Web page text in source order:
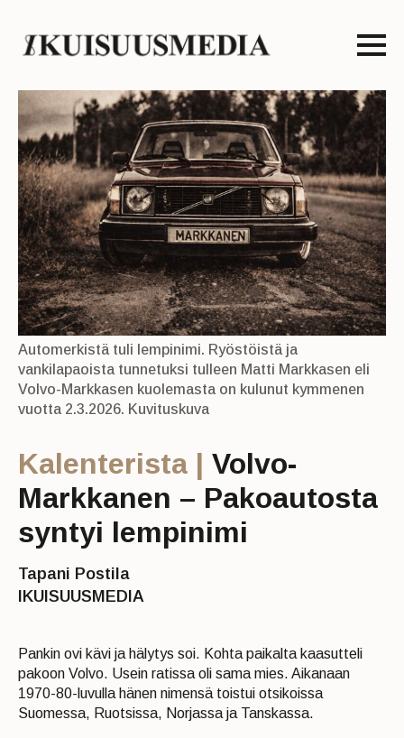
Automerkistä tuli lempinimi. Ryöstöistä ja
vankilapaoista tunnetuksi tulleen Matti Markkasen eli
Volvo-Markkasen kuolemasta on kulunut kymmenen
vuotta 2.3.2026. Kuvituskuva
Kalenterista | Volvo-
Markkanen – Pakoautosta
syntyi lempinimi
Tapani Postila
IKUISUUSMEDIA
Pankin ovi kävi ja hälytys soi. Kohta paikalta kaasutteli
pakoon Volvo. Usein ratissa oli sama mies. Aikanaan
1970-80-luvulla hänen nimensä toistui otsikoissa
Suomessa, Ruotsissa, Norjassa ja Tanskassa.